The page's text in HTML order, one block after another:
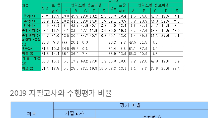
2019 지필고사와 수행평가 비율